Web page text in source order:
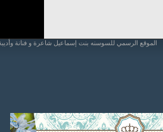
الموقع الرسمي للسوسنه بنت إسماعيل شاعرة و فنانة